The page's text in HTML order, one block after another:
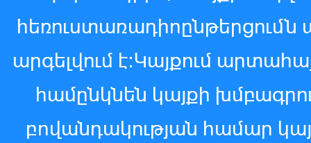
հեռուստառադիոընթերցումն
արգելվում է:Կայքում
համընկնեն կայքի
բովանդակության համար